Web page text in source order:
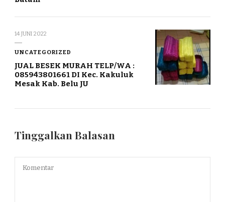
14 JUNI 2022
UNCATEGORIZED
JUAL BESEK MURAH TELP/WA :
085943801661 DI Kec. Kakuluk
Mesak Kab. Belu JU
Tinggalkan Balasan